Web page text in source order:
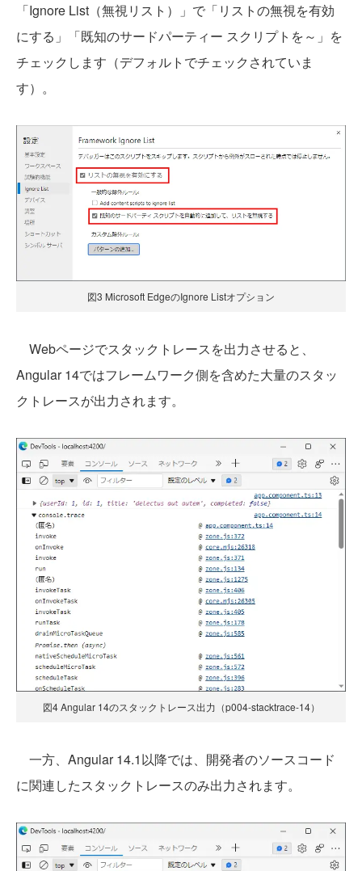
「Ignore List（無視リスト）」で「リストの無視を有効
にする」「既知のサードパーティー スクリプトを～」を
チェックします（デフォルトでチェックされていま
す）。
図3 Microsoft EdgeのIgnore Listオプション
Webページでスタックトレースを出力させると、
Angular 14ではフレームワーク側を含めた大量のスタッ
クトレースが出力されます。
図4 Angular 14のスタックトレース出力（p004-stacktrace-14）
一方、Angular 14.1以降では、開発者のソースコード
に関連したスタックトレースのみ出力されます。